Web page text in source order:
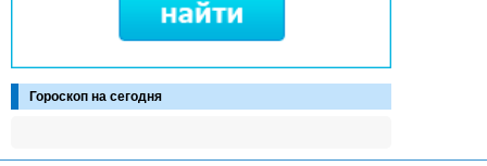
Гороскоп на сегодня